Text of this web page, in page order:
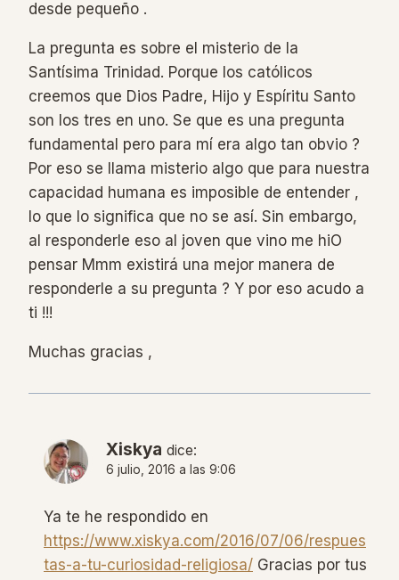
desde pequeño .
La pregunta es sobre el misterio de la
Santísima Trinidad. Porque los católicos
creemos que Dios Padre, Hijo y Espíritu Santo
son los tres en uno. Se que es una pregunta
fundamental pero para mí era algo tan obvio ?
Por eso se llama misterio algo que para nuestra
capacidad humana es imposible de entender ,
lo que lo significa que no se así. Sin embargo,
al responderle eso al joven que vino me hiO
pensar Mmm existirá una mejor manera de
responderle a su pregunta ? Y por eso acudo a
ti !!!
Muchas gracias ,
Xiskya dice:
6 julio, 2016 a las 9:06
Ya te he respondido en
https://www.xiskya.com/2016/07/06/respues
tas-a-tu-curiosidad-religiosa/ Gracias por tus